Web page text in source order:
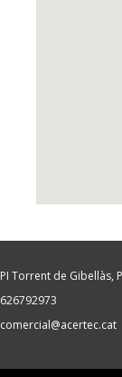
PI Torrent de Gibellàs,
626792973
comercial@acertec.cat